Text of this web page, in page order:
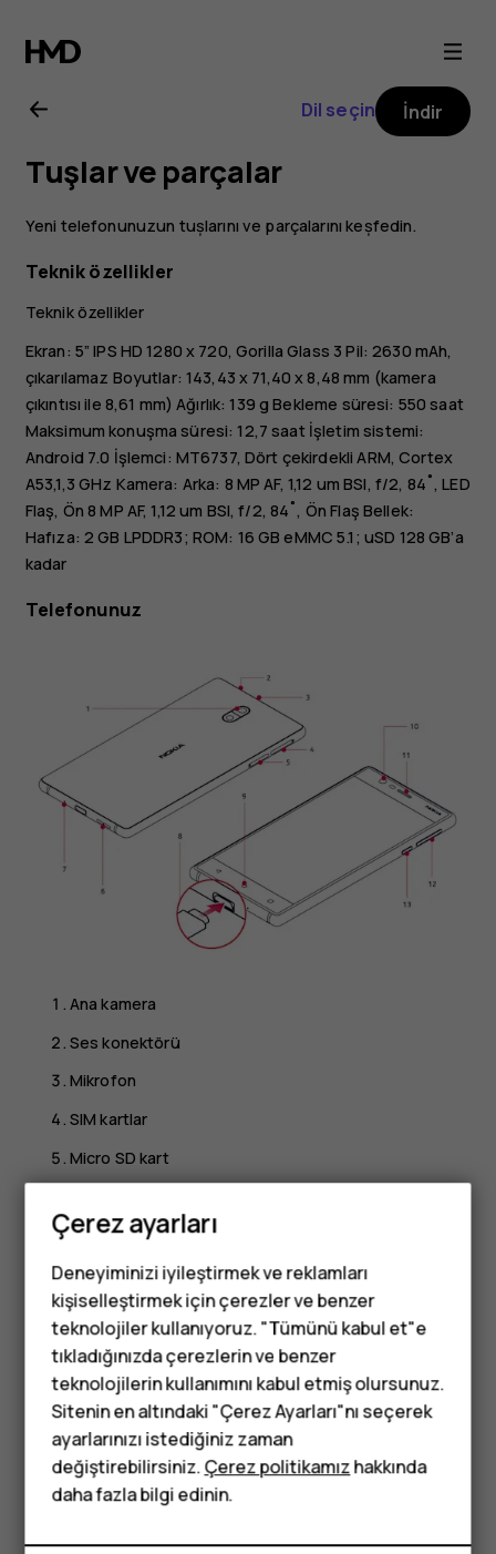
Nokia
3
kullanıcı
kılavuzu
Tuşlu telefonlar
Çocuklar için
telefonlar
Dil seçin İndir
Tuşlar ve parçalar
Yeni telefonunuzun tușlarını ve parçalarını keșfedin.
Teknik özellikler
Teknik özellikler
Ekran: 5” IPS HD 1280 x 720, Gorilla Glass 3 Pil: 2630 mAh,
çıkarılamaz Boyutlar: 143,43 x 71,40 x 8,48 mm (kamera
çıkıntısı ile 8,61 mm) Ağırlık: 139 g Bekleme süresi: 550 saat
Maksimum konuşma süresi: 12,7 saat İşletim sistemi:
Android 7.0 İşlemci: MT6737, Dört çekirdekli ARM, Cortex
A53,1,3 GHz Kamera: Arka: 8 MP AF, 1,12 um BSI, f/2, 84˚, LED
Flaş, Ön 8 MP AF, 1,12 um BSI, f/2, 84˚, Ön Flaş Bellek:
Hafıza: 2 GB LPDDR3; ROM: 16 GB eMMC 5.1; uSD 128 GB’a
kadar
Telefonunuz
Ana kamera
Ses konektörü
Mikrofon
SIM kartlar
Micro SD kart
Mikrofon
Şarj cihazı konektörü
Giriş
Ön kamera
Kulaklık
Ses seviyesi tuşları
Açma-Kapama/Kilit tuşu
Anten kullanımdayken antene dokunmaktan kaçının. Antene
Çerez ayarları
Deneyiminizi iyileştirmek ve reklamları
kişiselleştirmek için çerezler ve benzer
teknolojiler kullanıyoruz. "Tümünü kabul et"e
tıkladığınızda çerezlerin ve benzer
teknolojilerin kullanımını kabul etmiş olursunuz.
Sitenin en altındaki "Çerez Ayarları"nı seçerek
ayarlarınızı istediğiniz zaman
değiştirebilirsiniz.Çerez politikamızhakkında
daha fazla bilgi edinin.